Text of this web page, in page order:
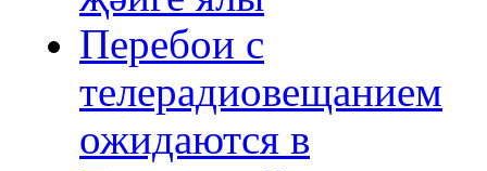
Перебои с
телерадиовещанием
ожидаются в